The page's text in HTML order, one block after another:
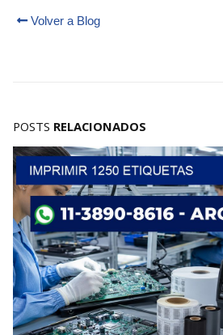
Volver a Blog
POSTS RELACIONADOS